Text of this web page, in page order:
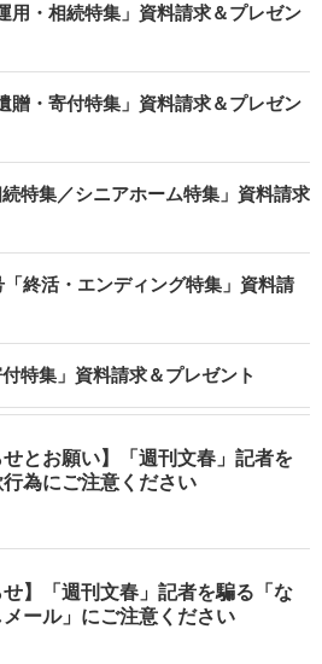
用・相続特集」資料請求＆プレゼン
贈・寄付特集」資料請求＆プレゼン
特集／シニアホーム特集」資料請求
終活・エンディング特集」資料請
特集」資料請求＆プレゼント
せとお願い】「週刊文春」記者を
為にご注意ください
せ】「週刊文春」記者を騙る「な
メール」にご注意ください